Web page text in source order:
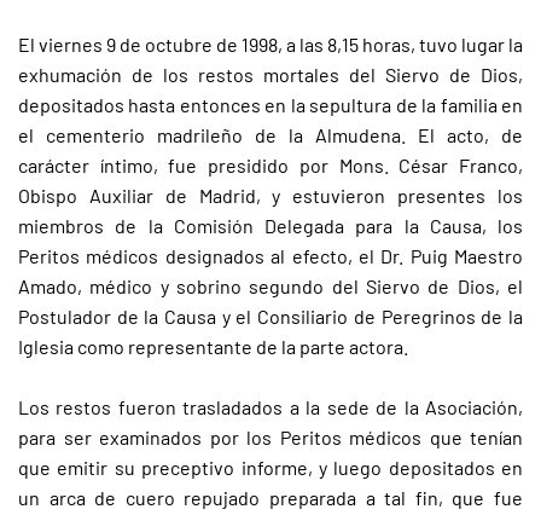
El viernes 9 de octubre de 1998, a las 8,15 horas, tuvo lugar la
exhumación de los restos mortales del Siervo de Dios,
depositados hasta entonces en la sepultura de la familia en
el cementerio madrileño de la Almudena. El acto, de
carácter íntimo, fue presidido por Mons. César Franco,
Obispo Auxiliar de Madrid, y estuvieron presentes los
miembros de la Comisión Delegada para la Causa, los
Peritos médicos designados al efecto, el Dr. Puig Maestro
Amado, médico y sobrino segundo del Siervo de Dios, el
Postulador de la Causa y el Consiliario de Peregrinos de la
Iglesia como representante de la parte actora.
Los restos fueron trasladados a la sede de la Asociación,
para ser examinados por los Peritos médicos que tenían
que emitir su preceptivo informe, y luego depositados en
un arca de cuero repujado preparada a tal fin, que fue